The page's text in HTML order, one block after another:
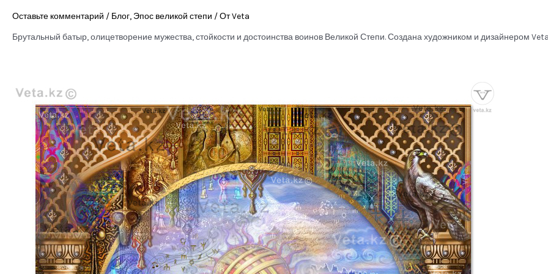
Оставьте комментарий / Блог, Эпос великой степи / ОтVeta
Брутальный батыр, олицетворение мужества, стойкости и достоинства воинов Великой Степи. Создана художником и дизайнером